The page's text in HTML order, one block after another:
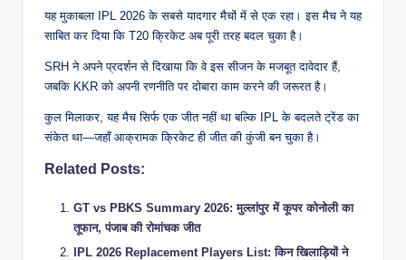
यह मुकाबला IPL 2026 के सबसे यादगार मैचों में से एक रहा। इस मैच ने यह
साबित कर दिया कि T20 क्रिकेट अब पूरी तरह बदल चुका है।
SRH ने अपने प्रदर्शन से दिखाया कि वे इस सीजन के मजबूत दावेदार हैं,
जबकि KKR को अपनी रणनीति पर दोबारा काम करने की जरूरत है।
कुल मिलाकर, यह मैच सिर्फ एक जीत नहीं था बल्कि IPL के बदलते ट्रेंड का
संकेत था—जहाँ आक्रामक क्रिकेट ही जीत की कुंजी बन चुका है।
Related Posts:
GT vs PBKS Summary 2026: मुल्लांपुर में कूपर कोनोली का
तूफान, पंजाब की रोमांचक जीत
IPL 2026 Replacement Players List: किन खिलाड़ियों ने